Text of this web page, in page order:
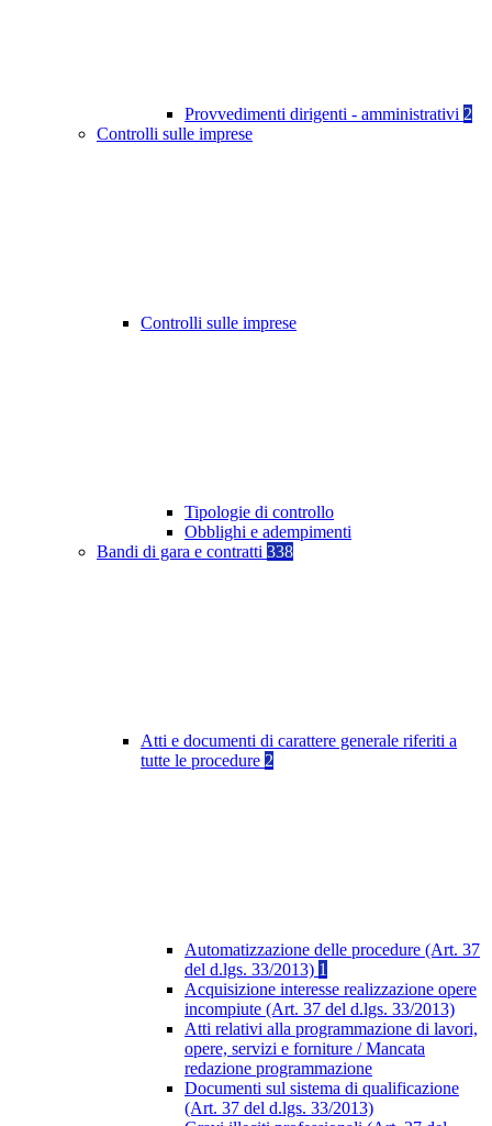
Provvedimenti dirigenti - amministrativi 2
Controlli sulle imprese
Controlli sulle imprese
Tipologie di controllo
Obblighi e adempimenti
Bandi di gara e contratti 338
Atti e documenti di carattere generale riferiti a
tutte le procedure 2
Automatizzazione delle procedure (Art. 37
del d.lgs. 33/2013) 1
Acquisizione interesse realizzazione opere
incompiute (Art. 37 del d.lgs. 33/2013)
Atti relativi alla programmazione di lavori,
opere, servizi e forniture / Mancata
redazione programmazione
Documenti sul sistema di qualificazione
(Art. 37 del d.lgs. 33/2013)